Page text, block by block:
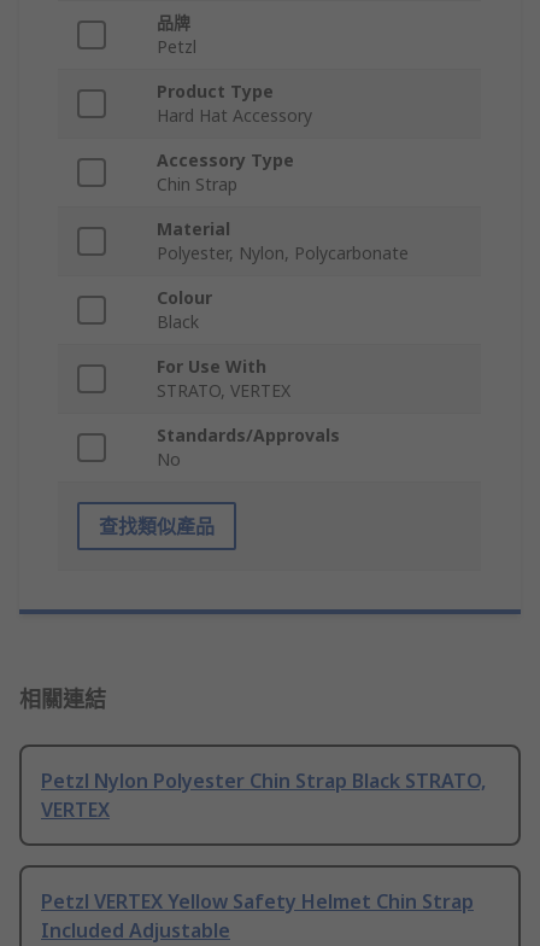
品牌
Petzl
Product Type
Hard Hat Accessory
Accessory Type
Chin Strap
Material
Polyester, Nylon, Polycarbonate
Colour
Black
For Use With
STRATO, VERTEX
Standards/Approvals
No
查找類似產品
相關連結
Petzl Nylon Polyester Chin Strap Black STRATO,
VERTEX
Petzl VERTEX Yellow Safety Helmet Chin Strap
Included Adjustable